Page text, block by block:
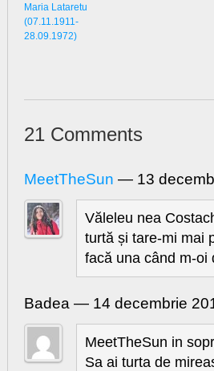
Maria Lataretu
(07.11.1911-
28.09.1972)
21 Comments
MeetTheSun — 13
Văleleu nea
turtă și tare-mi mai
facă una când m-
Badea — 14 decembrie
MeetTheSun in
Sa ai turta de